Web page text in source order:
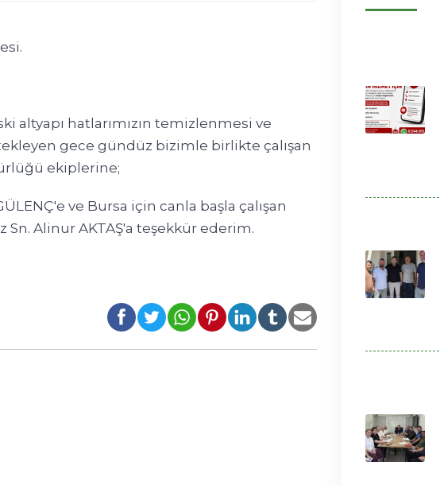
altyapı hatlarımızın temizlenmesi ve
gece gündüz bizimle birlikte çalışan
ekiplerine;
ve Bursa için canla başla çalışan
Sn. Alinur AKTAŞ'a teşekkür ederim.